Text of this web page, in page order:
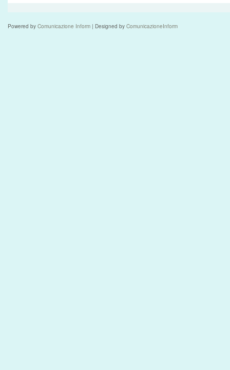
Powered by Comunicazione Inform | Designed by ComunicazioneInform